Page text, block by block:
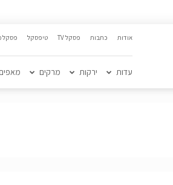
אודות כתבות פסקל TV טיפסקל פסקל
עדות ירקות מרקים מאפים